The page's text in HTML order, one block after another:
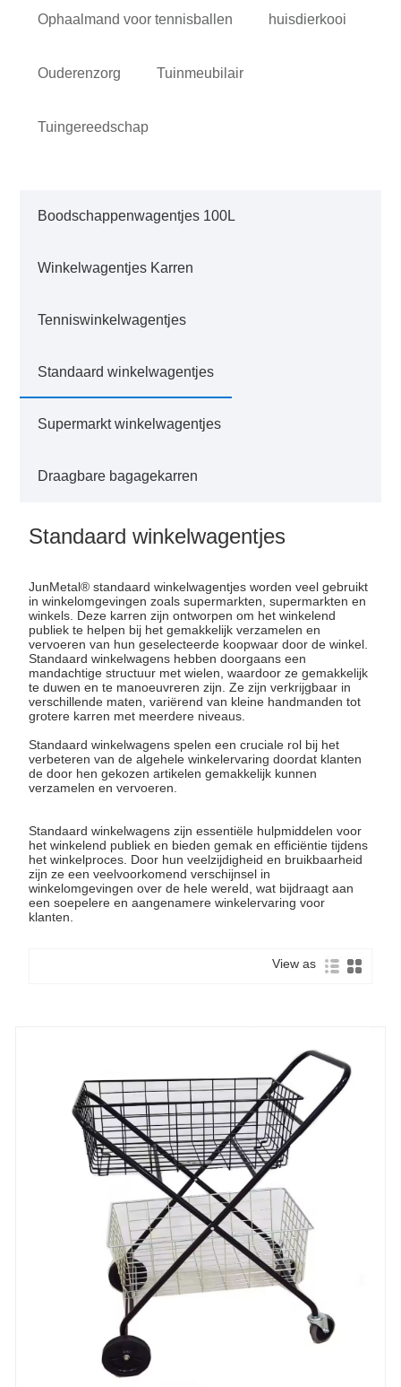
Ophaalmand voor tennisballen huisdierkooi
Ouderenzorg Tuinmeubilair
Tuingereedschap
Boodschappenwagentjes 100L
Winkelwagentjes Karren
Tenniswinkelwagentjes
Standaard winkelwagentjes
Supermarkt winkelwagentjes
Draagbare bagagekarren
Standaard winkelwagentjes
JunMetal® standaard winkelwagentjes worden veel gebruikt
in winkelomgevingen zoals supermarkten, supermarkten en
winkels. Deze karren zijn ontworpen om het winkelend
publiek te helpen bij het gemakkelijk verzamelen en
vervoeren van hun geselecteerde koopwaar door de winkel.
Standaard winkelwagens hebben doorgaans een
mandachtige structuur met wielen, waardoor ze gemakkelijk
te duwen en te manoeuvreren zijn. Ze zijn verkrijgbaar in
verschillende maten, variërend van kleine handmanden tot
grotere karren met meerdere niveaus.
Standaard winkelwagens spelen een cruciale rol bij het
verbeteren van de algehele winkelervaring doordat klanten
de door hen gekozen artikelen gemakkelijk kunnen
verzamelen en vervoeren.
Standaard winkelwagens zijn essentiële hulpmiddelen voor
het winkelend publiek en bieden gemak en efficiëntie tijdens
het winkelproces. Door hun veelzijdigheid en bruikbaarheid
zijn ze een veelvoorkomend verschijnsel in
winkelomgevingen over de hele wereld, wat bijdraagt ​​aan
een soepelere en aangenamere winkelervaring voor
klanten.
View as